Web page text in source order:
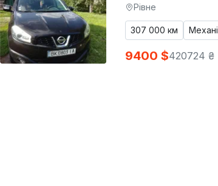
Рівне
307 000 км
9400 $420724 ₴